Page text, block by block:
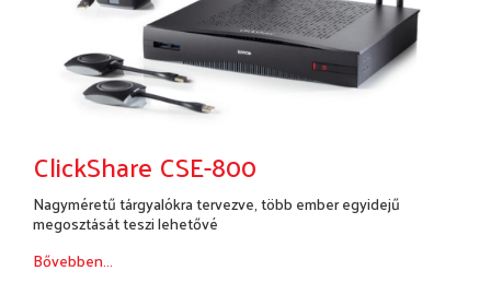
ClickShare CSE-800
Nagyméretű tárgyalókra tervezve, több ember egyidejű
megosztását teszi lehetővé
Bővebben...